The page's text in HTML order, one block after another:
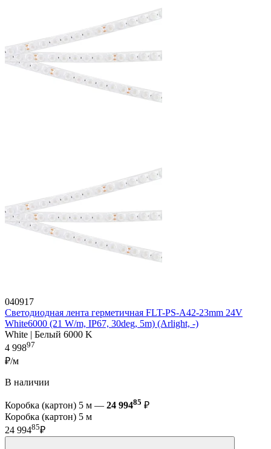
040917
Светодиодная лента герметичная FLT-PS-A42-23mm 24V
White6000 (21 W/m, IP67, 30deg, 5m) (Arlight, -)
White | Белый 6000 K
4 99897
₽/м
В наличии
Коробка (картон) 5 м — 24 99485 ₽
Коробка (картон) 5 м
24 99485₽